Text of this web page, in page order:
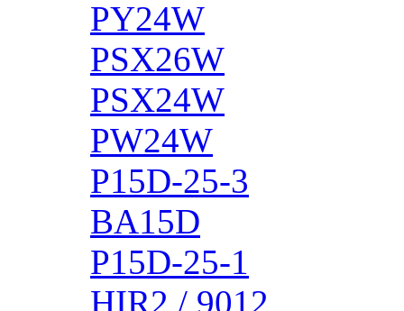
PY24W
PSX26W
PSX24W
PW24W
P15D-25-3
BA15D
P15D-25-1
HIR2 / 9012